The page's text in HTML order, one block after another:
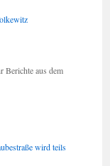
Berichte aus dem
wird teils